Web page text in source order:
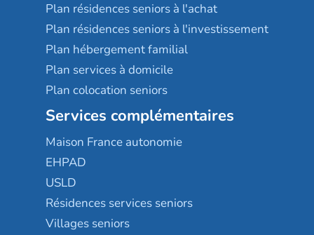
Plan résidences seniors à l'achat
Plan résidences seniors à l'investissement
Plan hébergement familial
Plan services à domicile
Plan colocation seniors
Services complémentaires
Maison France autonomie
EHPAD
USLD
Résidences services seniors
Villages seniors